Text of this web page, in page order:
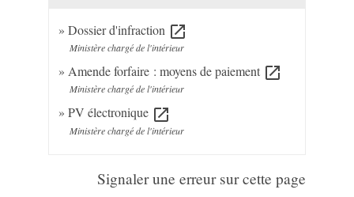
Dossier d'infraction open_in_new
Ministère chargé de l'intérieur
Amende forfaire : moyens de paiement open_in_new
Ministère chargé de l'intérieur
PV électronique open_in_new
Ministère chargé de l'intérieur
Signaler une erreur sur cette page